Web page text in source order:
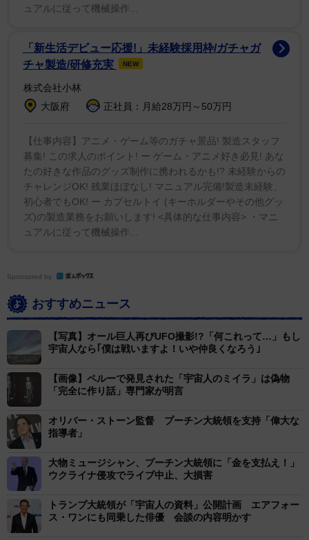
この説は2015年にも一度広く注目を集めたが、決定的
ている。その背景には、長引く国際紛争によって同大統
領への関心が高まり続けていることに加え、過去に大き
く話題となったオカルトネタがSNSのアルゴリズムやユ
ーザーの投稿によって周期的にリサイクルされるとい
しかし、歴史家やファクトチェッカーは、これらは単
なる外見上の類似に過ぎないと繰り返し指摘している。
写真の人物がプーチン大統領であるという根拠や、不老
不死・タイムトラベルを裏付ける事実は一切存在せず、
検証された事実に基づかないネット上の陰謀論に過ぎな
ュアルに従って機械操作...
「新生活デビュー応援!」未経験採用枠/ガチャガ
チャ製造/研修充実
NEW
株式会社小林
大阪府
正社員：月給28万円～50万円
【仕事内容】アニメ・ゲーム等のガチャ景品! 製造スタッフ
募集! この求人のポイント! ー ゲーム・アニメ好き必見! あな
たの好きな作品のグッズ制作に携われるかも!? 未経験からの
チャレンジOK! 残業ほぼなし! マニュアル完備!製造未経験、
初心者でもOK! ー カプセルトイ (キーホルダーやその他グッ
ズ)の製造業務をお願いします! <具体的な仕事内容> ・マニ
ュアルに従って機械操作...
Sponsored by
おすすめニュース
【写真】オール巨人再びUFO撮影!?「何これって…」もし
宇宙人なら｢僕は戦いますよ！いや仲良くなろう｣
【画像】ペルーで発見された「宇宙人のミイラ」は偽物
「完全に作り話」専門家が明言
オリバー・ストーン監督 プーチン大統領を支持「偉大な
指導者」
大物ミュージシャン、プーチン大統領に「金を支払え！」
ウクライナ侵攻でライブ中止、大損害
トランプ大統領が「宇宙人の資料」公開計画 エアフォー
ス・ワンにも同乗した俳優 会談の内容明かす